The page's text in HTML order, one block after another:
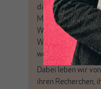
damit in
MAKROSKOP
Wir haben einen
Wirtschaft und
woanders nicht
Dabei leben wir
ihren Recherchen,